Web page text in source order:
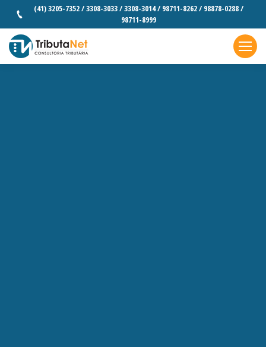
(41) 3205-7352 / 3308-3033 / 3308-3014 / 98711-8262 / 98878-0288 /
98711-8999